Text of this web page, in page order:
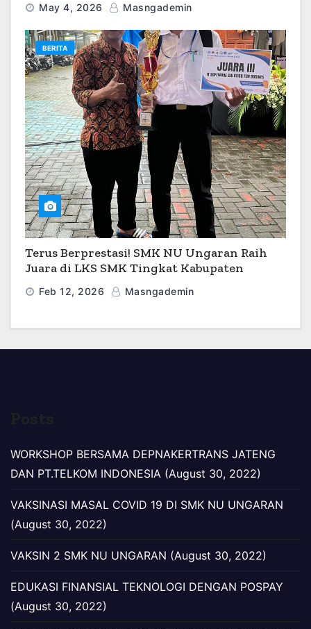
May 4, 2026 Masngademin
BERITA
Terus Berprestasi! SMK NU Ungaran Raih
Juara di LKS SMK Tingkat Kabupaten
Feb 12, 2026 Masngademin
WORKSHOP BERSAMA DEPNAKERTRANS JATENG
DAN PT.TELKOM INDONESIA (August 30, 2022)
VAKSINASI MASAL COVID 19 DI SMK NU UNGARAN
(August 30, 2022)
VAKSIN 2 SMK NU UNGARAN (August 30, 2022)
EDUKASI FINANSIAL TEKNOLOGI DENGAN POSPAY
(August 30, 2022)